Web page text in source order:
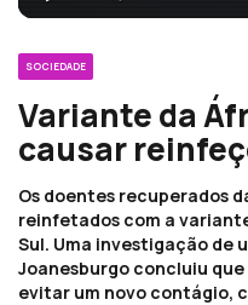
SOCIEDADE
Variante da
causar
Os doentes recuperados
reinfetados com a
Sul. Uma investigação de
Joanesburgo concluiu
evitar um novo contágio,